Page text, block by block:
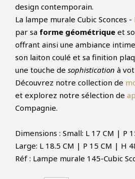
design contemporain.
La lampe murale Cubic Sconces -
par sa forme géométrique et
offrant ainsi une ambiance
son laiton coulé et sa finition
une touche de sophistication à
Découvrez notre collection de
et explorez notre sélection de
Compagnie.
Dimensions : Small: L 17 CM | P
Large: L 18.5 CM | P 15 CM | H
Réf : Lampe murale 145-Cubic